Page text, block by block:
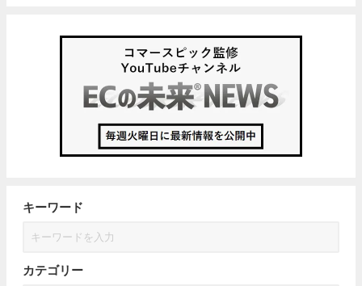
キーワード
カテゴリー